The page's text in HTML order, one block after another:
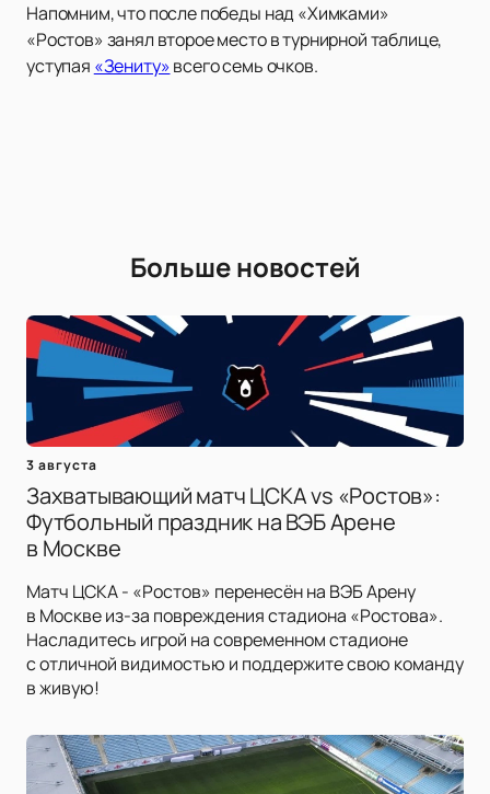
Напомним, что после победы над «Химками»
«Ростов» занял второе место в турнирной таблице,
уступая «Зениту»всего семь очков.
Больше новостей
3 августа
Захватывающий матч ЦСКА vs «Ростов»:
Футбольный праздник на ВЭБ Арене
в Москве
Матч ЦСКА - «Ростов» перенесён на ВЭБ Арену
в Москве из-за повреждения стадиона «Ростова».
Насладитесь игрой на современном стадионе
с отличной видимостью и поддержите свою команду
в живую!